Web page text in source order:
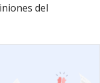
del